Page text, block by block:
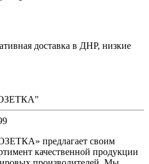
доставка в ДНР, низкие
предлагает своим
качественной продукции